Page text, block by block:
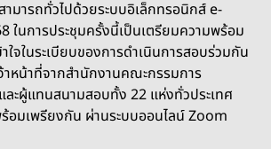
ามารถทั่วไปด้วยระบบอิเล็กทรอนิกส์ e-
ในการประชุมครั้งนี้เป็นเตรียมความพร้อม
ใจในระเบียบของการดำเนินการสอบร่วมกัน
าหน้าที่จากสำนักงานคณะกรรมการ
ละผู้แทนสนามสอบทั้ง 22 แห่งทั่วประเทศ
ร้อมเพรียงกัน ผ่านระบบออนไลน์ Zoom